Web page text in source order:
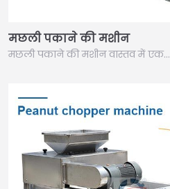
मछली पकाने की मशीन
मछली पकाने की मशीन वास्तव में एक…